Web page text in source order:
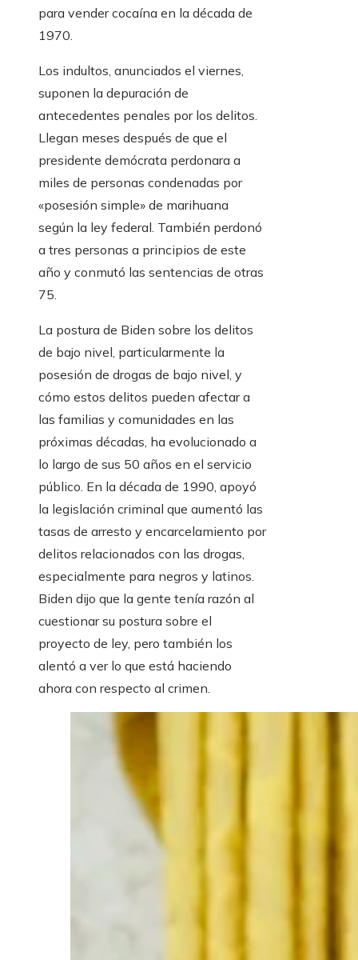
para vender cocaína en la década de
1970.
Los indultos, anunciados el viernes,
suponen la depuración de
antecedentes penales por los delitos.
Llegan meses después de que el
presidente demócrata perdonara a
miles de personas condenadas por
«posesión simple» de marihuana
según la ley federal. También perdonó
a tres personas a principios de este
año y conmutó las sentencias de otras
75.
La postura de Biden sobre los delitos
de bajo nivel, particularmente la
posesión de drogas de bajo nivel, y
cómo estos delitos pueden afectar a
las familias y comunidades en las
próximas décadas, ha evolucionado a
lo largo de sus 50 años en el servicio
público. En la década de 1990, apoyó
la legislación criminal que aumentó las
tasas de arresto y encarcelamiento por
delitos relacionados con las drogas,
especialmente para negros y latinos.
Biden dijo que la gente tenía razón al
cuestionar su postura sobre el
proyecto de ley, pero también los
alentó a ver lo que está haciendo
ahora con respecto al crimen.